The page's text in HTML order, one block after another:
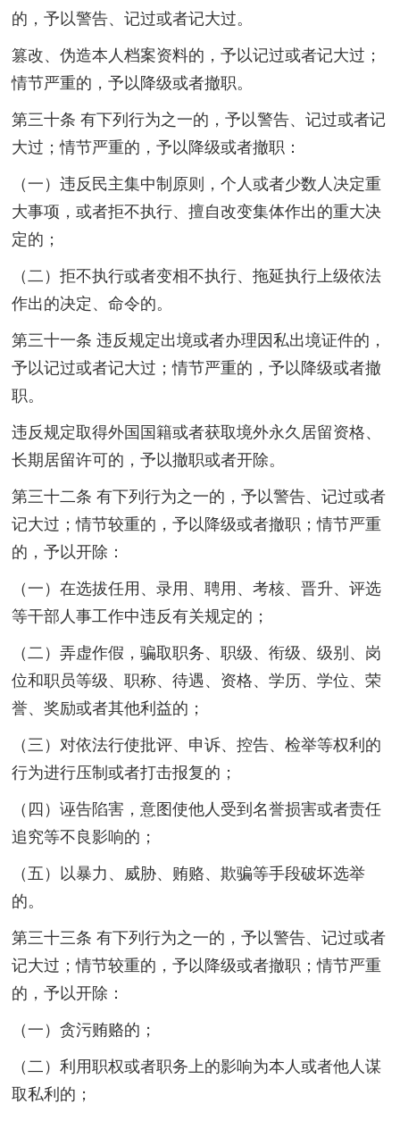
的，予以警告、记过或者记大过。
篡改、伪造本人档案资料的，予以记过或者记大过；
情节严重的，予以降级或者撤职。
第三十条 有下列行为之一的，予以警告、记过或者记
大过；情节严重的，予以降级或者撤职：
（一）违反民主集中制原则，个人或者少数人决定重
大事项，或者拒不执行、擅自改变集体作出的重大决
定的；
（二）拒不执行或者变相不执行、拖延执行上级依法
作出的决定、命令的。
第三十一条 违反规定出境或者办理因私出境证件的，
予以记过或者记大过；情节严重的，予以降级或者撤
职。
违反规定取得外国国籍或者获取境外永久居留资格、
长期居留许可的，予以撤职或者开除。
第三十二条 有下列行为之一的，予以警告、记过或者
记大过；情节较重的，予以降级或者撤职；情节严重
的，予以开除：
（一）在选拔任用、录用、聘用、考核、晋升、评选
等干部人事工作中违反有关规定的；
（二）弄虚作假，骗取职务、职级、衔级、级别、岗
位和职员等级、职称、待遇、资格、学历、学位、荣
誉、奖励或者其他利益的；
（三）对依法行使批评、申诉、控告、检举等权利的
行为进行压制或者打击报复的；
（四）诬告陷害，意图使他人受到名誉损害或者责任
追究等不良影响的；
（五）以暴力、威胁、贿赂、欺骗等手段破坏选举
的。
第三十三条 有下列行为之一的，予以警告、记过或者
记大过；情节较重的，予以降级或者撤职；情节严重
的，予以开除：
（一）贪污贿赂的；
（二）利用职权或者职务上的影响为本人或者他人谋
取私利的；